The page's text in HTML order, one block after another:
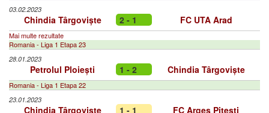
03.02.2023
Chindia Târgoviște 2 - 1 FC UTA Arad
Mai multe rezultate
Romania - Liga 1 Etapa 23
28.01.2023
Petrolul Ploiești 1 - 2 Chindia Târgoviște
Romania - Liga 1 Etapa 22
23.01.2023
Chindia Târgoviște 1 - 1 FC Argeș Pitești